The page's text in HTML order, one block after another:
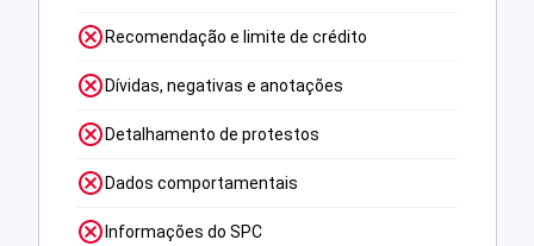
Recomendação e limite de crédito
Dívidas, negativas e anotações
Detalhamento de protestos
Dados comportamentais
Informações do SPC